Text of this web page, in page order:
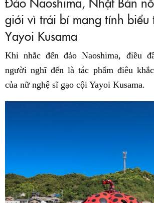
giới vì trái bí mang tính biểu
Yayoi Kusama
Khi nhắc đến đảo Naoshima, điều
người nghĩ đến là tác phẩm điêu
của nữ nghệ sĩ gạo cội Yayoi Kusama.